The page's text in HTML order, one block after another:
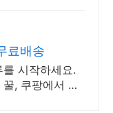
료배송
시작하세요.
, 쿠팡에서 경